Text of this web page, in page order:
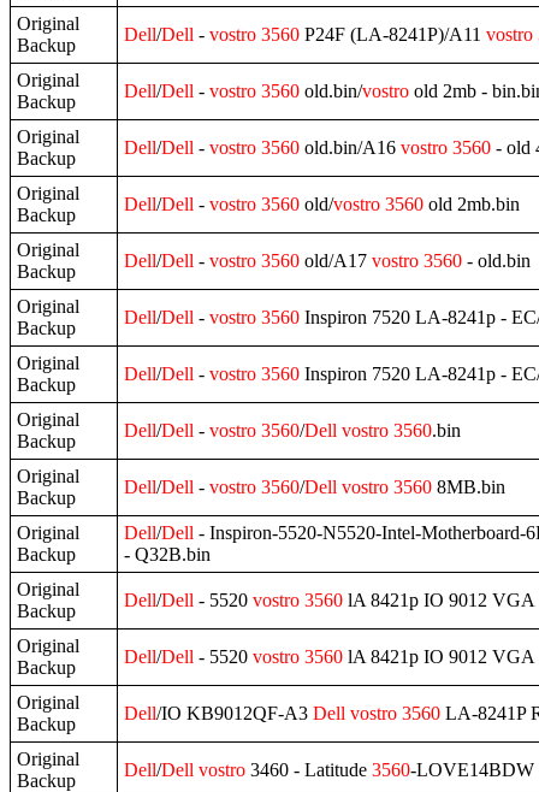
Original
Backup
Dell/Dell - vostro 3560 P24F (LA-8241P)/A11 vostro
Original
Backup
Dell/Dell - vostro 3560 old.bin/vostro old 2mb -
Original
Backup
Dell/Dell - vostro 3560 old.bin/A16 vostro 3560 - old
Original
Backup
Dell/Dell - vostro 3560 old/vostro 3560 old 2mb.bin
Original
Backup
Dell/Dell - vostro 3560 old/A17 vostro 3560 - old.bin
Original
Backup
Dell/Dell - vostro 3560 Inspiron 7520 LA-8241p -
Original
Backup
Dell/Dell - vostro 3560 Inspiron 7520 LA-8241p -
Original
Backup
Dell/Dell - vostro 3560/Dell vostro 3560.bin
Original
Backup
Dell/Dell - vostro 3560/Dell vostro 3560 8MB.bin
Original
Backup
Dell/Dell - Inspiron-5520-N5520-Intel-
- Q32B.bin
Original
Backup
Dell/Dell - 5520 vostro 3560 lA 8421p IO 9012
Original
Backup
Dell/Dell - 5520 vostro 3560 lA 8421p IO 9012
Original
Backup
Dell/IO KB9012QF-A3 Dell vostro 3560 LA-8241P
Original
Backup
Dell/Dell vostro 3460 - Latitude 3560-LOVE14BDW